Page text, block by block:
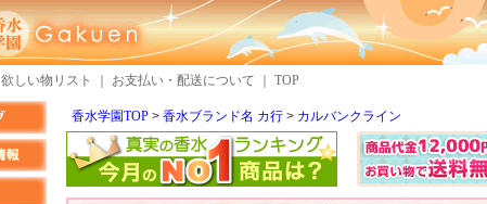
欲しい物リスト お支払い・配送について TOP
香水学園TOP 香水ブランド名 カ行 カルバンクライン